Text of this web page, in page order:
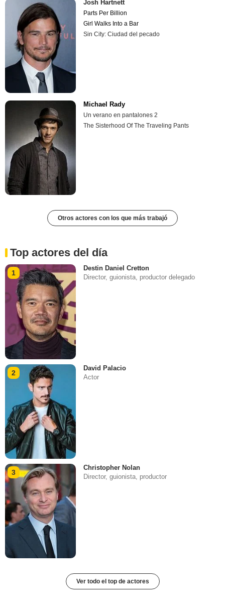
Josh Hartnett
Parts Per Billion
Girl Walks Into a Bar
Sin City: Ciudad del pecado
Michael Rady
Un verano en pantalones 2
The Sisterhood Of The Traveling Pants
Otros actores con los que más trabajó
Top actores del día
1
Destin Daniel Cretton
Director, guionista, productor delegado
2
David Palacio
Actor
3
Christopher Nolan
Director, guionista, productor
Ver todo el top de actores